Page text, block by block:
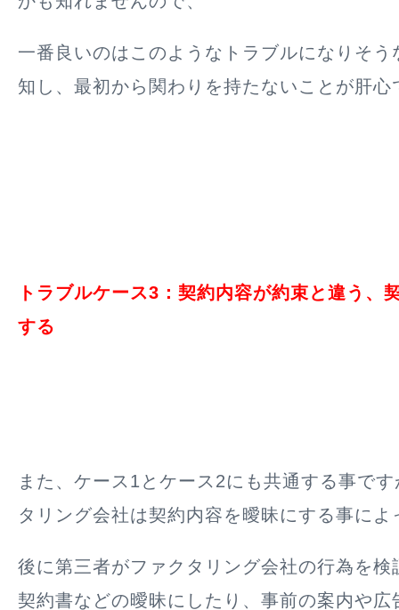
一番良いのはこのようなトラブルになりそう
知し、最初から関わりを持たないことが肝心
トラブルケース3：契約内容が約束と違う、
する
また、ケース1とケース2にも共通する事で
タリング会社は契約内容を曖昧にする事によ
後に第三者がファクタリング会社の行為を検
契約書などの曖昧にしたり、事前の案内や広